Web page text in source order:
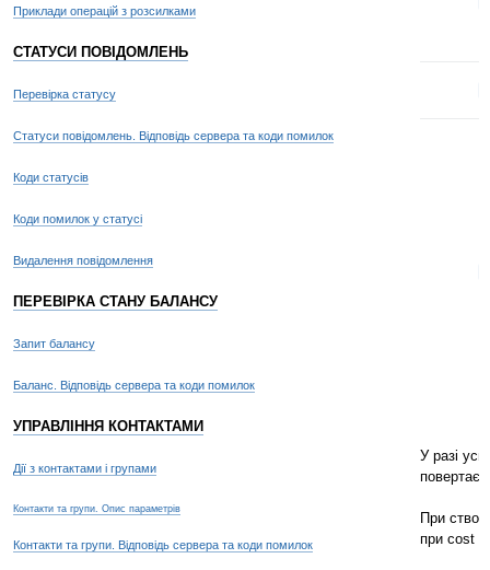
Приклади операцій з розсилками
СТАТУСИ ПОВІДОМЛЕНЬ
Перевірка статусу
Статуси повідомлень. Відповідь сервера та коди помилок
Коди статусів
Коди помилок у статусі
Видалення повідомлення
ПЕРЕВІРКА СТАНУ БАЛАНСУ
Запит балансу
Баланс. Відповідь сервера та коди помилок
УПРАВЛІННЯ КОНТАКТАМИ
Дії з контактами і групами
Контакти та групи. Опис параметрів
Контакти та групи. Відповідь сервера та коди помилок
У разі
При
при cost